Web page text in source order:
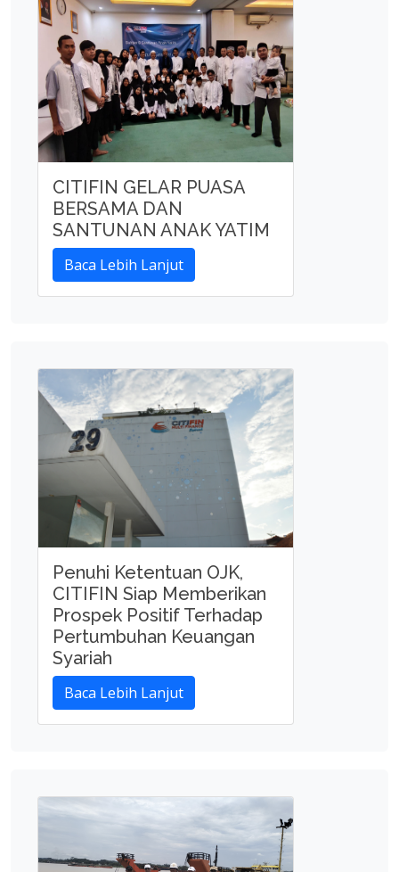
CITIFIN GELAR PUASA
BERSAMA DAN
SANTUNAN ANAK YATIM
Baca Lebih Lanjut
Penuhi Ketentuan OJK,
CITIFIN Siap Memberikan
Prospek Positif Terhadap
Pertumbuhan Keuangan
Syariah
Baca Lebih Lanjut